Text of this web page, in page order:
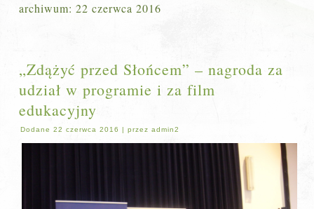
archiwum:22 czerwca 2016
„Zdążyć przed Słońcem” – nagroda za
udział w programie i za film
edukacyjny
Dodane 22 czerwca 2016 |przez admin2